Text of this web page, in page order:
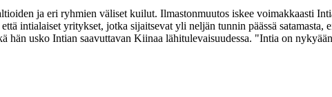
ja eri ryhmien väliset kuilut. Ilmastonmuutos iskee voimakkaasti
intialaiset yritykset, jotka sijaitsevat yli neljän tunnin päässä satamasta,
hän usko Intian saavuttavan Kiinaa lähitulevaisuudessa. "Intia on